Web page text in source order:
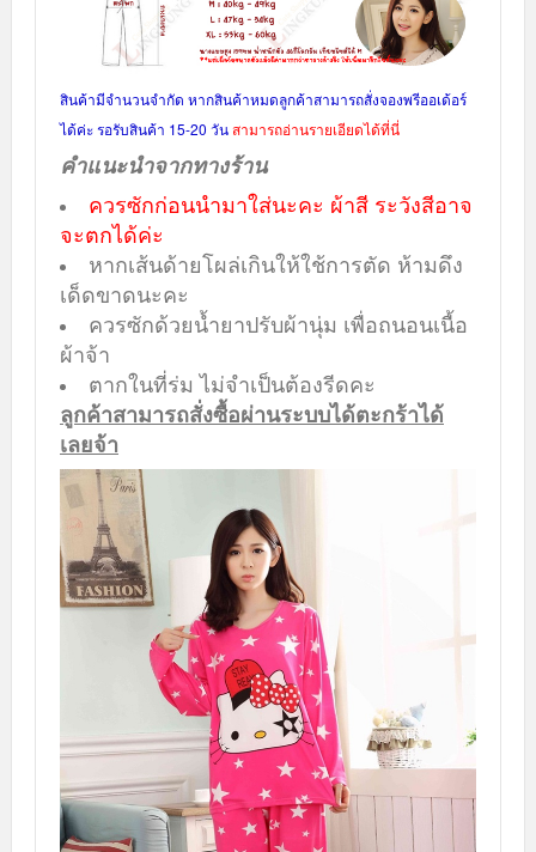
สินค้ามีจำนวนจำกัด หากสินค้าหมดลูกค้าสามารถสั่งจองพรีออเด้อร์
ได้ค่ะ รอรับสินค้า 15-20 วันสามารถอ่านรายเอียดได้ที่นี่
คำแนะนำจากทางร้าน
ควรซักก่อนนำมาใส่นะคะ ผ้าสี ระวังสีอาจ
จะตกได้ค่ะ
หากเส้นด้ายโผล่เกินให้ใช้การตัด ห้ามดึง
เด็ดขาดนะคะ
ควรซักด้วยน้ำยาปรับผ้านุ่ม เพื่อถนอนเนื้อ
ผ้าจ้า
ตากในที่ร่ม ไม่จำเป็นต้องรีดคะ
ลูกค้าสามารถสั่งซื้อผ่านระบบได้ตะกร้าได้
เลยจ้า